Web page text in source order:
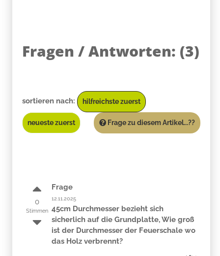
Fragen / Antworten: (3)
sortieren nach: hilfreichste zuerst
neueste zuerst Frage zu diesem Artikel...??
0
Stimmen
Frage
12.11.2025
45cm Durchmesser bezieht sich
sicherlich auf die Grundplatte, Wie groß
ist der Durchmesser der Feuerschale wo
das Holz verbrennt?